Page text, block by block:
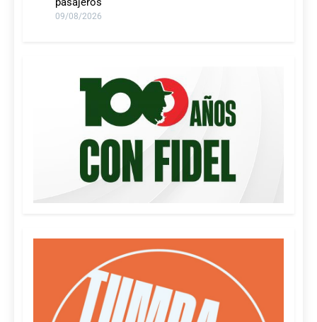
09/08/2026